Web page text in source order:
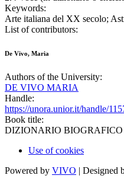
Keywords:
Arte italiana del XX secolo;
List of contributors:
De Vivo, Maria
Authors of the University:
DE VIVO MARIA
Handle:
https://unora.unior.it/handle/
Book title:
DIZIONARIO
Use of cookies
Powered by VIVO | Designed